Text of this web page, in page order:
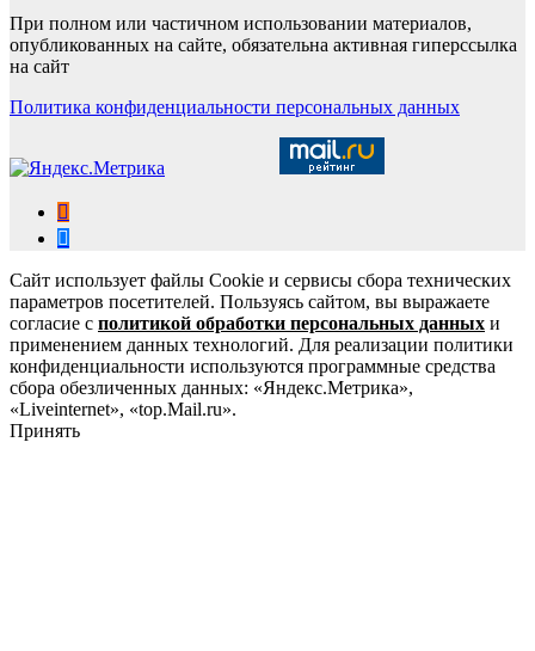
При полном или частичном использовании материалов,
опубликованных на сайте, обязательна активная гиперссылка
на сайт
Политика конфиденциальности персональных данных
Сайт использует файлы Cookie и сервисы сбора технических
параметров посетителей. Пользуясь сайтом, вы выражаете
согласие с политикой обработки персональных данных и
применением данных технологий. Для реализации политики
конфиденциальности используются программные средства
сбора обезличенных данных: «Яндекс.Метрика»,
«Liveinternet», «top.Mail.ru».
Принять